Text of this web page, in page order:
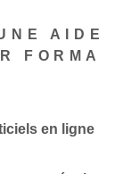
AIDE
FORMA
en ligne